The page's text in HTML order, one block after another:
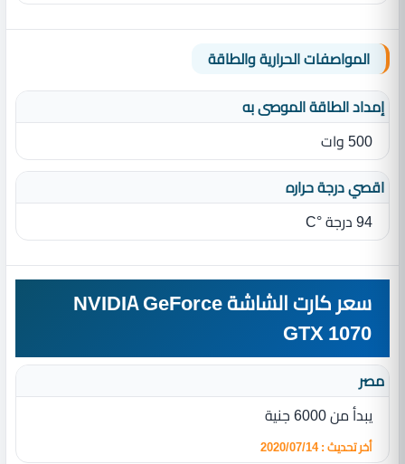
المواصفات الحرارية والطاقة
إمداد الطاقة الموصى به
500 وات
اقصي درجة حراره
94 درجة °C
سعر كارت الشاشة NVIDIA GeForce
GTX 1070
مصر
يبدأ من 6000 جنية
أخر تحديث : 2020/07/14